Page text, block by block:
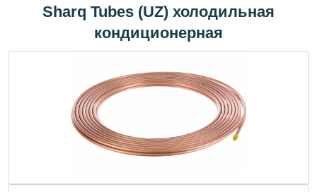
Sharq Tubes (UZ) холодильная
кондиционерная